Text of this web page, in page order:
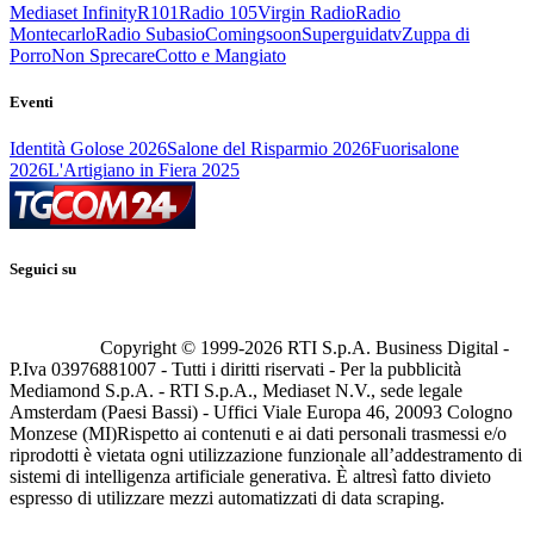
Mediaset InfinityR101Radio 105Virgin RadioRadio
MontecarloRadio SubasioComingsoonSuperguidatvZuppa di
PorroNon SprecareCotto e Mangiato
Eventi
Identità Golose 2026Salone del Risparmio 2026Fuorisalone
2026L'Artigiano in Fiera 2025
Seguici su
Copyright © 1999-2026 RTI S.p.A. Business Digital -
P.Iva 03976881007 - Tutti i diritti riservati - Per la pubblicità
Mediamond S.p.A. - RTI S.p.A., Mediaset N.V., sede legale
Amsterdam (Paesi Bassi) - Uffici Viale Europa 46, 20093 Cologno
Monzese (MI)Rispetto ai contenuti e ai dati personali trasmessi e/o
riprodotti è vietata ogni utilizzazione funzionale all’addestramento di
sistemi di intelligenza artificiale generativa. È altresì fatto divieto
espresso di utilizzare mezzi automatizzati di data scraping.